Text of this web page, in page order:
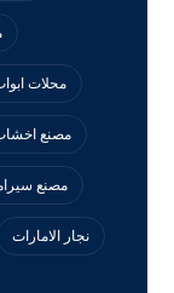
محلات
مصنع
مصنع
نجار الامارات